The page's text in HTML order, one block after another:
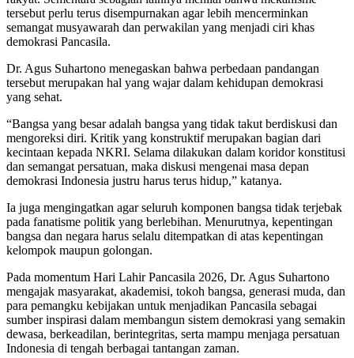
tersebut perlu terus disempurnakan agar lebih mencerminkan
semangat musyawarah dan perwakilan yang menjadi ciri khas
demokrasi Pancasila.
Dr. Agus Suhartono menegaskan bahwa perbedaan pandangan
tersebut merupakan hal yang wajar dalam kehidupan demokrasi
yang sehat.
“Bangsa yang besar adalah bangsa yang tidak takut berdiskusi dan
mengoreksi diri. Kritik yang konstruktif merupakan bagian dari
kecintaan kepada NKRI. Selama dilakukan dalam koridor konstitusi
dan semangat persatuan, maka diskusi mengenai masa depan
demokrasi Indonesia justru harus terus hidup,” katanya.
Ia juga mengingatkan agar seluruh komponen bangsa tidak terjebak
pada fanatisme politik yang berlebihan. Menurutnya, kepentingan
bangsa dan negara harus selalu ditempatkan di atas kepentingan
kelompok maupun golongan.
Pada momentum Hari Lahir Pancasila 2026, Dr. Agus Suhartono
mengajak masyarakat, akademisi, tokoh bangsa, generasi muda, dan
para pemangku kebijakan untuk menjadikan Pancasila sebagai
sumber inspirasi dalam membangun sistem demokrasi yang semakin
dewasa, berkeadilan, berintegritas, serta mampu menjaga persatuan
Indonesia di tengah berbagai tantangan zaman.